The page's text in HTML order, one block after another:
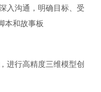
入沟通，明确目标、受
本和故事板
进行高精度三维模型创